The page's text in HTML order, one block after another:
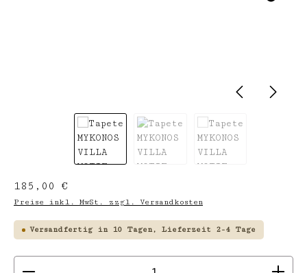
Regulärer Preis:
185,00 €
Preise inkl. MwSt. zzgl. Versandkosten
Versandfertig in 10 Tagen, Lieferzeit 2-4 Tage
Produkt Anzahl: Gib den gewünschten